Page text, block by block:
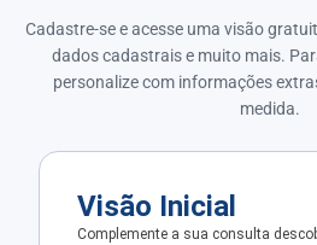
Cadastre-se e acesse uma visão
dados cadastrais e muito mais.
personalize com informações
medida.
Visão Inicial
Complemente a sua consulta